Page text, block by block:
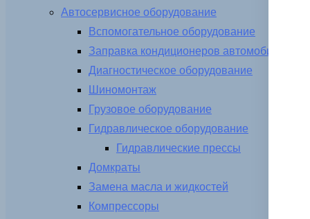
Автосервисное оборудование
Вспомогательное оборудование
Заправка кондиционеров автомобиля
Диагностическое оборудование
Шиномонтаж
Грузовое оборудование
Гидравлическое оборудование
Гидравлические прессы
Домкраты
Замена масла и жидкостей
Компрессоры